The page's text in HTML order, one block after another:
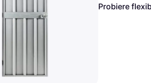
Probiere